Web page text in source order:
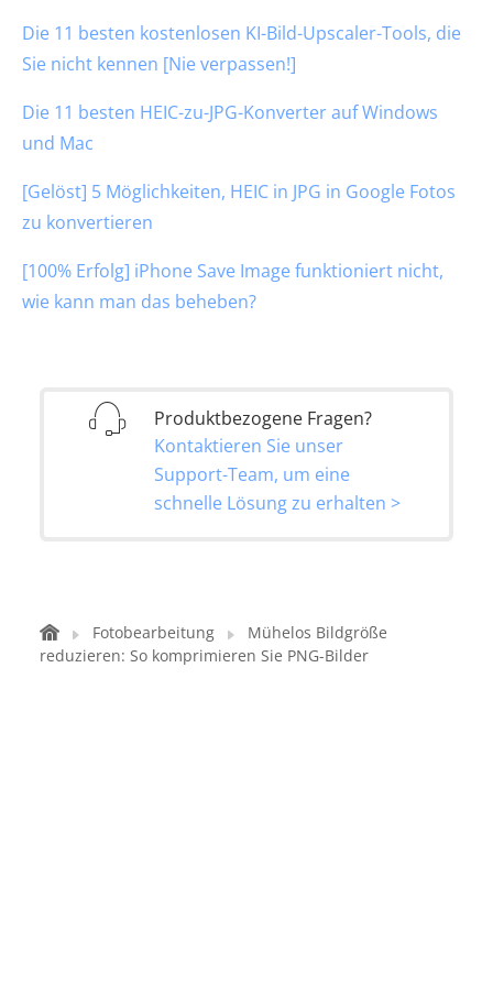
Die 11 besten kostenlosen KI-Bild-Upscaler-Tools, die
Sie nicht kennen [Nie verpassen!]
Die 11 besten HEIC-zu-JPG-Konverter auf Windows
und Mac
[Gelöst] 5 Möglichkeiten, HEIC in JPG in Google Fotos
zu konvertieren
[100% Erfolg] iPhone Save Image funktioniert nicht,
wie kann man das beheben?
Produktbezogene Fragen?
Kontaktieren Sie unser
Support-Team, um eine
schnelle Lösung zu erhalten >
Fotobearbeitung
Mühelos Bildgröße
reduzieren: So komprimieren Sie PNG-Bilder